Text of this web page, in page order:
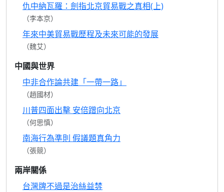
仇中納瓦羅：劍指北京貿易戰之真相(上)
（李本京）
年來中美貿易戰歷程及未來可能的發展
（魏艾）
中國與世界
中非合作論共建「一帶一路」
（趙國材）
川普四面出擊 安倍蹭向北京
（何思慎）
南海行為準則 假議題真角力
（張競）
兩岸關係
台灣牌不過是治絲益棼